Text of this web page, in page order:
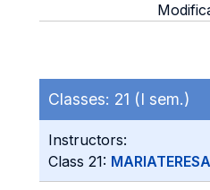
Classes: 21 (I sem.)
Instructors:
Class 21: